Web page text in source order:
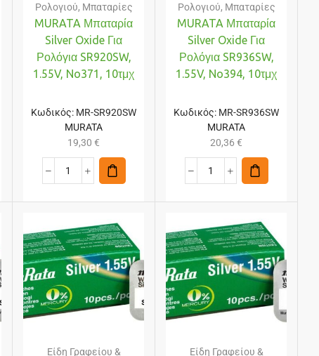
Ρολογιού, Μπαταρίες
MURATA Μπαταρία
Silver Oxide Για
Ρολόγια SR920SW,
1.55V, No371, 10τμχ
Κωδικός: MR-SR920SW
MURATA
19,30€
Ρολογιού, Μπαταρίες
MURATA Μπαταρία
Silver Oxide Για
Ρολόγια SR936SW,
1.55V, No394, 10τμχ
Κωδικός: MR-SR936SW
MURATA
20,36€
Είδη Γραφείου &
Είδη Γραφείου &